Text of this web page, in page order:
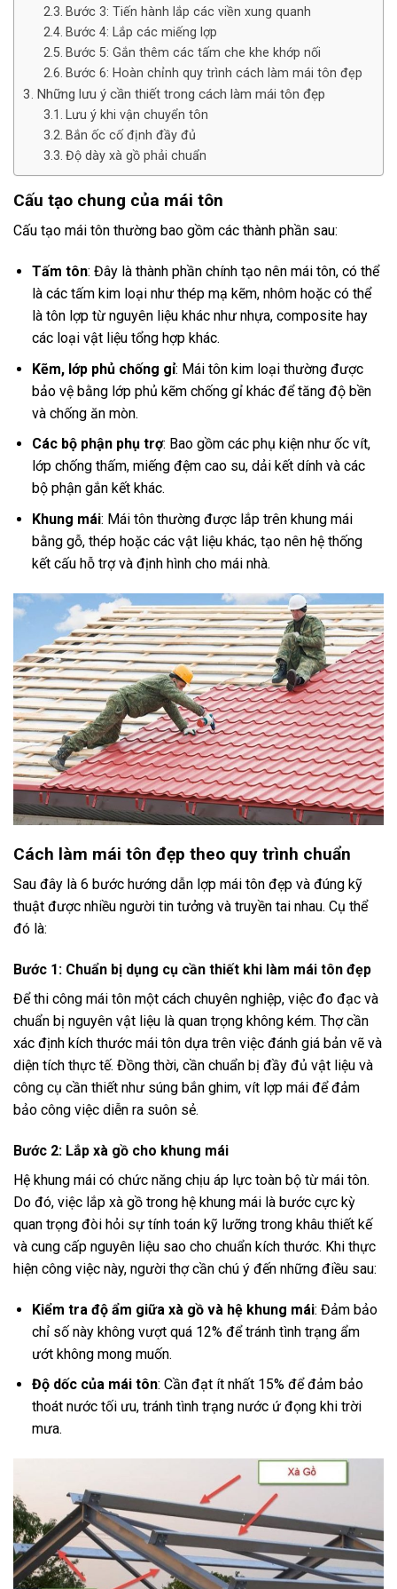
Bước 3: Tiến hành lắp các viền xung quanh
Bước 4: Lắp các miếng lợp
Bước 5: Gắn thêm các tấm che khe khớp nối
Bước 6: Hoàn chỉnh quy trình cách làm mái tôn đẹp
Những lưu ý cần thiết trong cách làm mái tôn đẹp
Lưu ý khi vận chuyển tôn
Bắn ốc cố định đầy đủ
Độ dày xà gồ phải chuẩn
Cấu tạo chung của mái tôn
Cấu tạo mái tôn thường bao gồm các thành phần sau:
Tấm tôn: Đây là thành phần chính tạo nên mái tôn, có thể
là các tấm kim loại như thép mạ kẽm, nhôm hoặc có thể
là tôn lợp từ nguyên liệu khác như nhựa, composite hay
các loại vật liệu tổng hợp khác.
Kẽm, lớp phủ chống gỉ: Mái tôn kim loại thường được
bảo vệ bằng lớp phủ kẽm chống gỉ khác để tăng độ bền
và chống ăn mòn.
Các bộ phận phụ trợ: Bao gồm các phụ kiện như ốc vít,
lớp chống thấm, miếng đệm cao su, dải kết dính và các
bộ phận gắn kết khác.
Khung mái: Mái tôn thường được lắp trên khung mái
bằng gỗ, thép hoặc các vật liệu khác, tạo nên hệ thống
kết cấu hỗ trợ và định hình cho mái nhà.
Cách làm mái tôn đẹp theo quy trình chuẩn
Sau đây là 6 bước hướng dẫn lợp mái tôn đẹp và đúng kỹ
thuật được nhiều người tin tưởng và truyền tai nhau. Cụ thể
đó là:
Bước 1: Chuẩn bị dụng cụ cần thiết khi làm mái tôn đẹp
Để thi công mái tôn một cách chuyên nghiệp, việc đo đạc và
chuẩn bị nguyên vật liệu là quan trọng không kém. Thợ cần
xác định kích thước mái tôn dựa trên việc đánh giá bản vẽ và
diện tích thực tế. Đồng thời, cần chuẩn bị đầy đủ vật liệu và
công cụ cần thiết như súng bắn ghim, vít lợp mái để đảm
bảo công việc diễn ra suôn sẻ.
Bước 2: Lắp xà gồ cho khung mái
Hệ khung mái có chức năng chịu áp lực toàn bộ từ mái tôn.
Do đó, việc lắp xà gồ trong hệ khung mái là bước cực kỳ
quan trọng đòi hỏi sự tính toán kỹ lưỡng trong khâu thiết kế
và cung cấp nguyên liệu sao cho chuẩn kích thước. Khi thực
hiện công việc này, người thợ cần chú ý đến những điều sau:
Kiểm tra độ ẩm giữa xà gồ và hệ khung mái: Đảm bảo
chỉ số này không vượt quá 12% để tránh tình trạng ẩm
ướt không mong muốn.
Độ dốc của mái tôn: Cần đạt ít nhất 15% để đảm bảo
thoát nước tối ưu, tránh tình trạng nước ứ đọng khi trời
mưa.